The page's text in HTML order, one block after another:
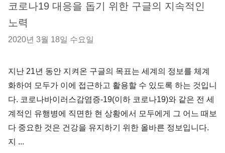
코로나19 대응을 돕기 위한 구글의 지속적인
노력
2020년 3월 18일 수요일
지난 21년 동안 지켜온 구글의 목표는 세계의 정보를 체계
화하여 모두가 이에 접근하고 활용할 수 있도록 하는 것입니
다. 코로나바이러스감염증-19(이하 코로나19)와 같은 전 세
계적인 유행병에 직면한 현 상황에서 모두에게 그 어느 때보
다 중요한 것은 건강을 유지하기 위한 올바른 정보입니다.
지 ...